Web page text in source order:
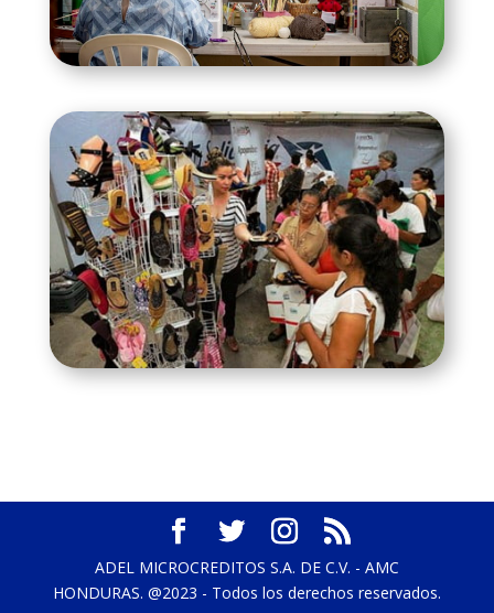
ADEL MICROCREDITOS S.A. DE C.V. - AMC
HONDURAS. @2023 - Todos los derechos reservados.